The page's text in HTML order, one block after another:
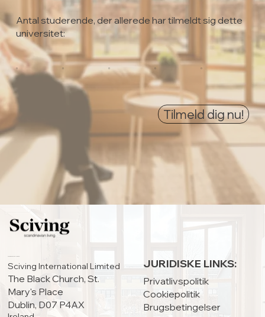
Antal studerende, der allerede har tilmeldt sig dette
universitet:
0
0
0
0
0
Tilmeld dig nu!
HOVEDKONTOR:
Sciving International Limited
The Black Church, St.
Mary's Place
Dublin, D07 P4AX
JURIDISKE LINKS:
Privatlivspolitik
Cookiepolitik
Brugsbetingelser